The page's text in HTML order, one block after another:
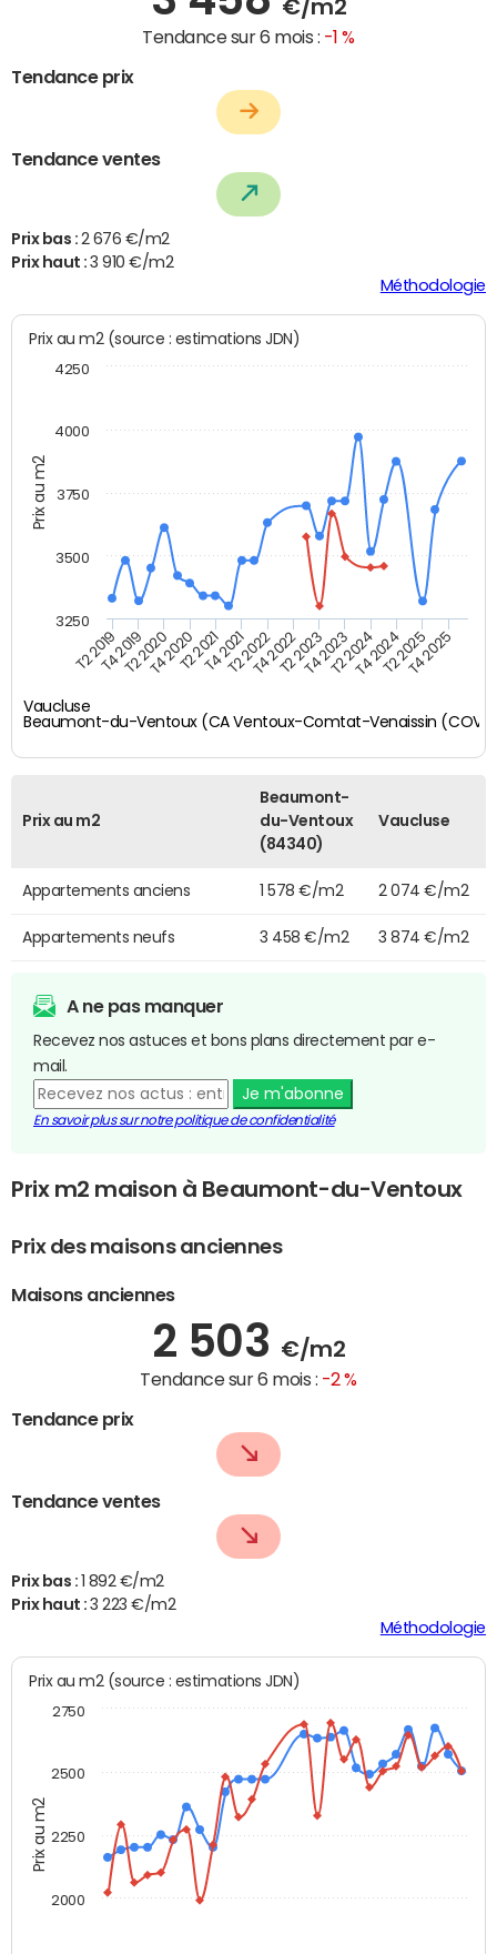
€/m2
Tendance sur 6 mois : -1 %
Tendance prix
Tendance ventes
Prix bas : 2 676 €/m2
Prix haut :3 910 €/m2
Méthodologie
Prix au m2
Prix au m2 (source : estimations JDN)
Vaucluse
Beaumont-du-Ventoux (CA Ventoux-Comtat-Venaissin (COVE)
T2 2019T4 2019T2 2020T4 2020T2 2021T4 2021T2 2022T4 2022T2 2023T4 2023T2 2024T4 2024T2 2025T4 2025
4000
3250
3500
3750
4250
Prix au m2
Beaumont-
du-Ventoux
(84340)
Vaucluse
Appartements anciens 1 578 €/m2 2 074 €/m2
Appartements neufs 3 458 €/m2 3 874 €/m2
A ne pas manquer
Recevez nos astuces et bons plans directement par e-
mail.
Je m'abonne
En savoir plus sur notre politique de confidentialité
Prix m2 maison à Beaumont-du-Ventoux
Prix des maisons anciennes
Maisons anciennes
2 503 €/m2
Tendance sur 6 mois : -2 %
Tendance prix
Tendance ventes
Prix bas : 1 892 €/m2
Prix haut :3 223 €/m2
Méthodologie
Prix au m2
Prix au m2 (source : estimations JDN)
2000
2250
2500
2750